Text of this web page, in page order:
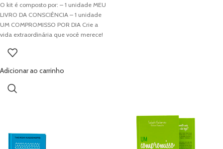
O kit é composto por: – 1 unidade MEU
LIVRO DA CONSCIÊNCIA – 1 unidade
UM COMPROMISSO POR DIA Crie a
vida extraordinária que você merece!
do dia a dia. Embarque nesta aventura
e motivá-lo a seguir pelo caminho mais
leve da vida. Comece o dia com uma
reflexão MEU LIVRO DA CONSCIÊNCIA
certeza que estas práticas te levarão
para um caminho mais tranquilo e
Adicionar ao carrinho